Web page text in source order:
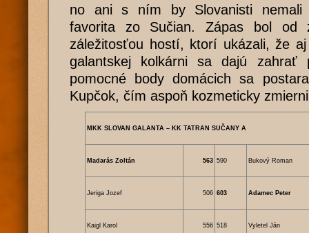
no ani s ním by Slovanisti nemali
favorita zo Sučian. Zápas bol od
záležitosťou hostí, ktorí ukázali, že
galantskej kolkárni sa dajú zahrať
pomocné body domácich sa
Kupčok, čím aspoň kozmeticky
MKK SLOVAN GALANTA – KK TATRAN SUČANY A
Madarás Zoltán 563 590 Bukový Roman
Jeriga Jozef 506 603 Adamec Peter
Kaigl Karol 556 518 Vyletel Ján